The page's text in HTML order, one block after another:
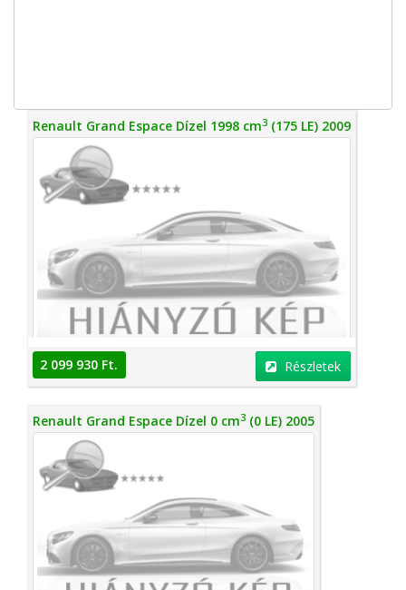
Renault Grand Espace Dízel 1998 cm3 (175 LE) 2009
2 099 930 Ft. Részletek
Renault Grand Espace Dízel 0 cm3 (0 LE) 2005